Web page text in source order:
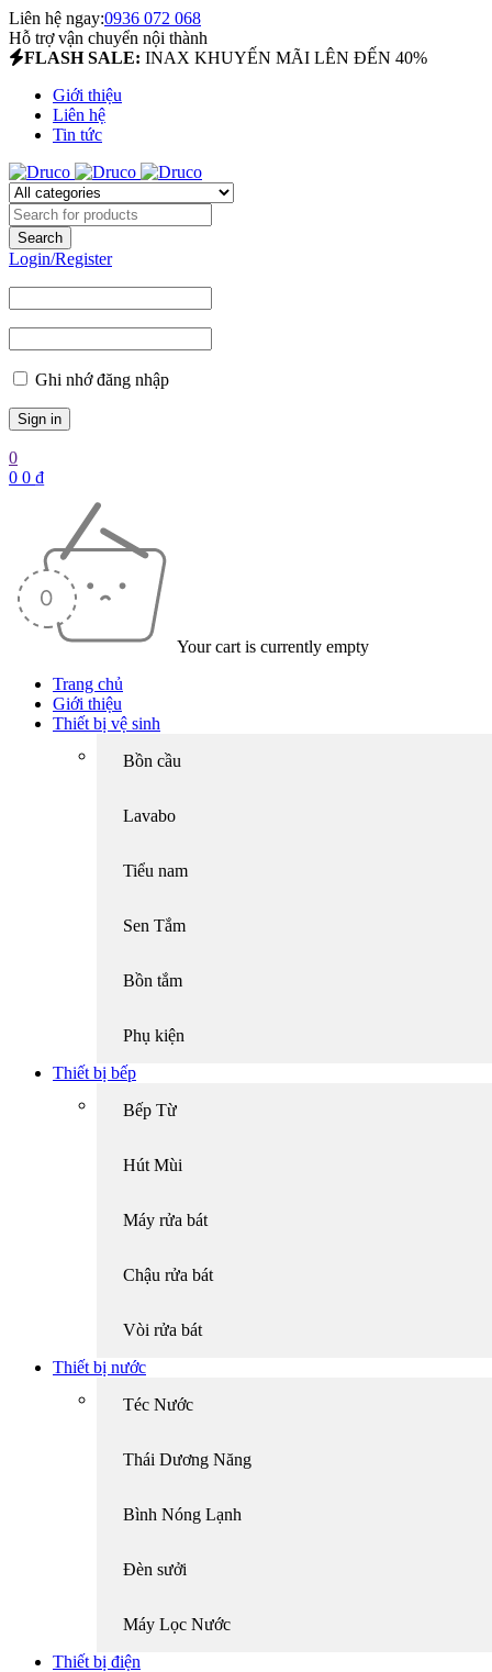
Liên hệ ngay:0936 072 068
Hỗ trợ vận chuyển nội thành
FLASH SALE: INAX KHUYẾN MÃI LÊN ĐẾN 40%
Giới thiệu
Liên hệ
Tin tức
Login/Register
Ghi nhớ đăng nhập
0
0 0 ₫
Your cart is currently empty
Trang chủ
Giới thiệu
Thiết bị vệ sinh
Bồn cầu
Lavabo
Tiểu nam
Sen Tắm
Bồn tắm
Phụ kiện
Thiết bị bếp
Bếp Từ
Hút Mùi
Máy rửa bát
Chậu rửa bát
Vòi rửa bát
Thiết bị nước
Téc Nước
Thái Dương Năng
Bình Nóng Lạnh
Đèn sưởi
Máy Lọc Nước
Thiết bị điện